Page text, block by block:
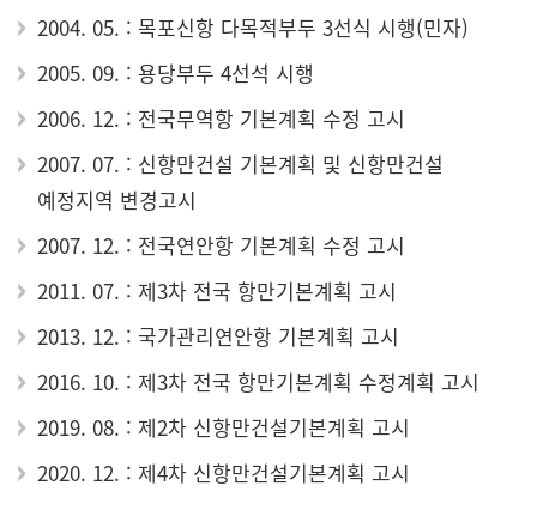
2004. 05. : 목포신항 다목적부두 3선식 시행(민자)
2005. 09. : 용당부두 4선석 시행
2006. 12. : 전국무역항 기본계획 수정 고시
2007. 07. : 신항만건설 기본계획 및 신항만건설
예정지역 변경고시
2007. 12. : 전국연안항 기본계획 수정 고시
2011. 07. : 제3차 전국 항만기본계획 고시
2013. 12. : 국가관리연안항 기본계획 고시
2016. 10. : 제3차 전국 항만기본계획 수정계획 고시
2019. 08. : 제2차 신항만건설기본계획 고시
2020. 12. : 제4차 신항만건설기본계획 고시